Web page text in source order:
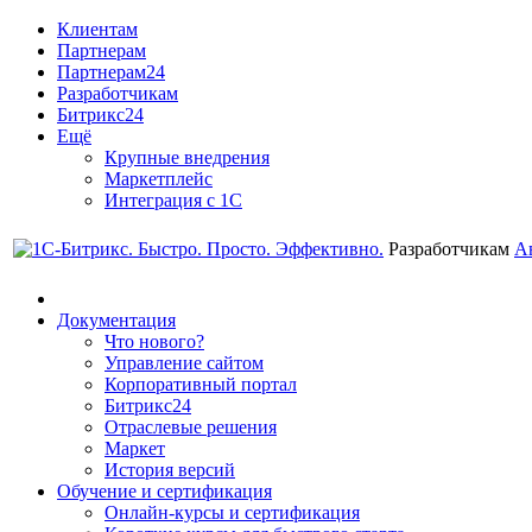
Клиентам
Партнерам
Партнерам24
Разработчикам
Битрикс24
Ещё
Крупные внедрения
Маркетплейс
Интеграция с 1С
Разработчикам
Документация
Что нового?
Управление сайтом
Корпоративный портал
Битрикс24
Отраслевые решения
Маркет
История версий
Обучение и сертификация
Онлайн-курсы и сертификация